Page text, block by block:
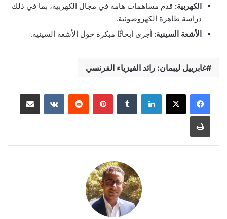
الكهر بية: قدم مساهمات هامة في مجال الكهر بية، بما في ذلك
در اسة ظاهر ة الكهر وضوئية.
الشعة السينية: أجر ى أبحاثا مبكر ة حول الشعة السينية.
غابرييل ليبمان: رائد الفيزياء الفرنسي
لينكدإن بينتيريست